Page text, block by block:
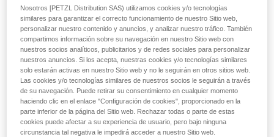
Asegurar desde un anclaje realizado en
la nieve
Si no hay disponible ningún anclaje natural (saliente,
árbol...), realice un cuerpo muerto con su piolet. Una vez
Nosotros [PETZL Distribution SAS) utilizamos cookies y/o tecnologías
similares para garantizar el correcto funcionamiento de nuestro Sitio web,
personalizar nuestro contenido y anuncios, y analizar nuestro tráfico. También
compartimos información sobre su navegación en nuestro Sitio web con
nuestros socios analíticos, publicitarios y de redes sociales para personalizar
nuestros anuncios. Si los acepta, nuestras cookies y/o tecnologías similares
solo estarán activas en nuestro Sitio web y no le seguirán en otros sitios web.
Las cookies y/o tecnologías similares de nuestros socios le seguirán a través
de su navegación. Puede retirar su consentimiento en cualquier momento
haciendo clic en el enlace "Configuración de cookies", proporcionado en la
parte inferior de la página del Sitio web. Rechazar todas o parte de estas
cookies puede afectar a su experiencia de usuario, pero bajo ninguna
circunstancia tal negativa le impedirá acceder a nuestro Sitio web.